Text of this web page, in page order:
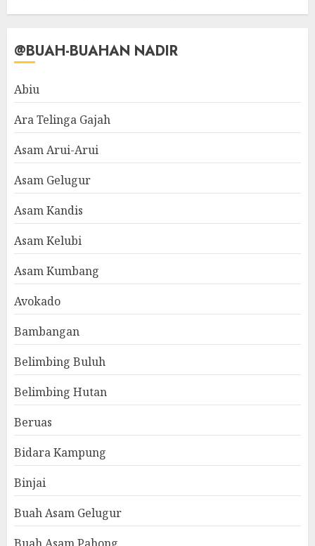
@BUAH-BUAHAN NADIR
Abiu
Ara Telinga Gajah
Asam Arui-Arui
Asam Gelugur
Asam Kandis
Asam Kelubi
Asam Kumbang
Avokado
Bambangan
Belimbing Buluh
Belimbing Hutan
Beruas
Bidara Kampung
Binjai
Buah Asam Gelugur